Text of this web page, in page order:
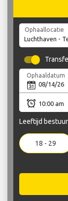
Ophaallocatie
Ophaaldatum
Leeftijd
18 - 29